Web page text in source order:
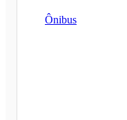
Ônibus